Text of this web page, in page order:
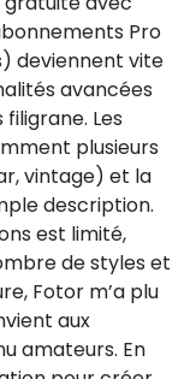
Pro
deviennent vite
avancées
Les
plusieurs
vintage) et la
description.
est limité,
de styles et
Fotor m’a plu
aux
amateurs. En